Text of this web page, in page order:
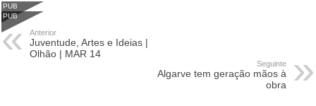
PUB
PUB
Anterior
Juventude, Artes e Ideias |
Olhão | MAR 14
Seguinte
Algarve tem geração mãos à
obra